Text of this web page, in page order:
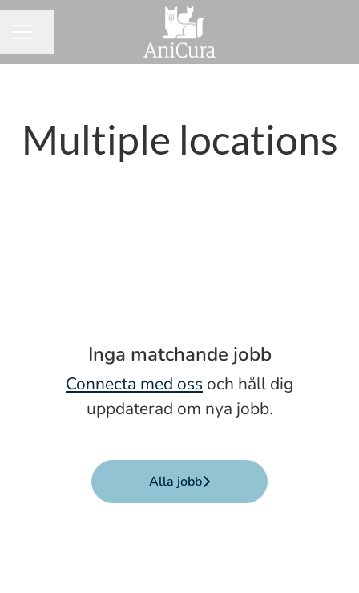
Multiple locations
Inga matchande jobb
Connecta med oss och håll dig
uppdaterad om nya jobb.
Alla jobb